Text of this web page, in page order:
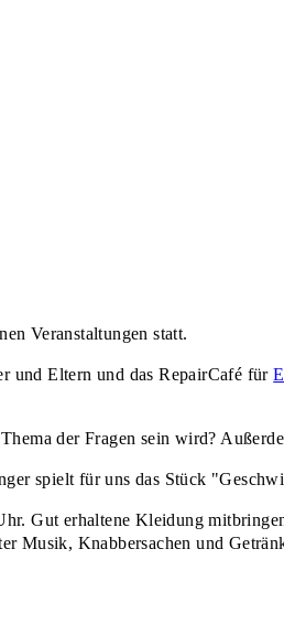
Veranstaltungen statt.
und Eltern und dasRepairCafé für
der Fragen sein wird?
spielt für uns das Stück
Gut erhaltene Kleidung
Musik, Knabbersachen und